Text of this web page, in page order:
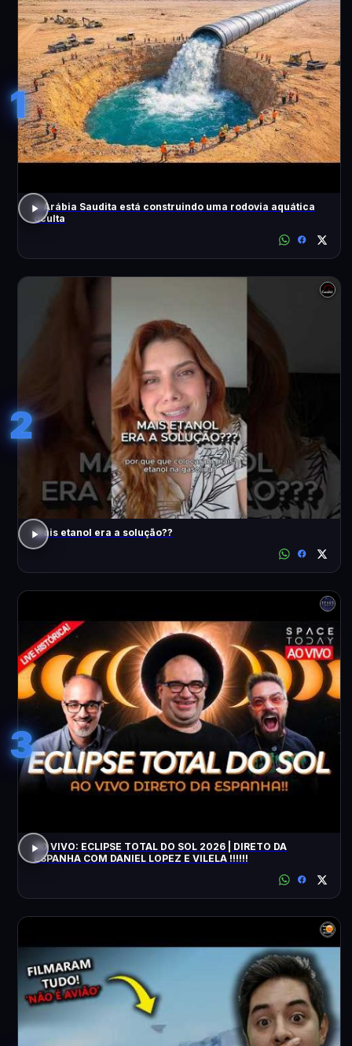
1
A Arábia Saudita está construindo uma rodovia aquática
oculta
2
Mais etanol era a solução??
3
AO VIVO: ECLIPSE TOTAL DO SOL 2026 | DIRETO DA
ESPANHA COM DANIEL LOPEZ E VILELA !!!!!!